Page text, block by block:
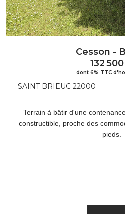
Cesson -
132
dont 6% TTC
SAINT BRIEUC 22000
Terrain à bâtir d'une
constructible, proche des
pieds.